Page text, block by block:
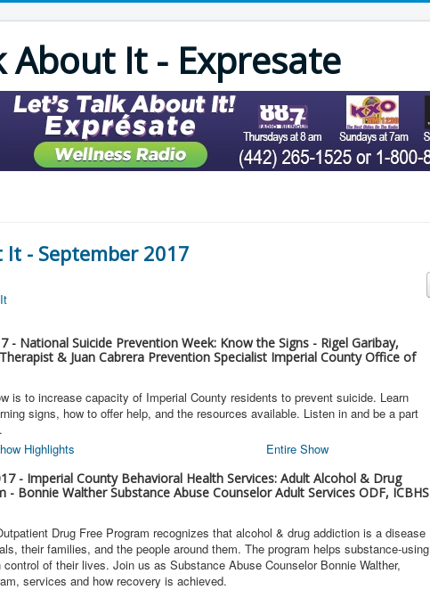
About It - Expresate
- September 2017
- National Suicide Prevention Week: Know the Signs - Rigel Garibay,
& Juan Cabrera Prevention Specialist Imperial County Office of
is to increase capacity of Imperial County residents to prevent suicide. Learn
signs, how to offer help, and the resources available. Listen in and be a part
Highlights
Entire Show
- Imperial County Behavioral Health Services: Adult Alcohol & Drug
- Bonnie Walther Substance Abuse Counselor Adult Services ODF, ICBHS
Drug Free Program recognizes that alcohol & drug addiction is a disease
their families, and the people around them. The program helps substance-using
of their lives. Join us as Substance Abuse Counselor Bonnie Walther,
services and how recovery is achieved.